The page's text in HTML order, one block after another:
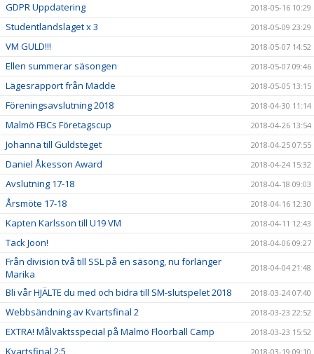
GDPR Uppdatering 2018-05-16 10:29
Studentlandslaget x 3 2018-05-09 23:29
VM GULD!!! 2018-05-07 14:52
Ellen summerar säsongen 2018-05-07 09:46
Lägesrapport från Madde 2018-05-05 13:15
Föreningsavslutning 2018 2018-04-30 11:14
Malmö FBCs Företagscup 2018-04-26 13:54
Johanna till Guldsteget 2018-04-25 07:55
Daniel Åkesson Award 2018-04-24 15:32
Avslutning 17-18 2018-04-18 09:03
Årsmöte 17-18 2018-04-16 12:30
Kapten Karlsson till U19 VM 2018-04-11 12:43
Tack Joon! 2018-04-06 09:27
Från division två till SSL på en säsong, nu förlänger
Marika
2018-04-04 21:48
Bli vår HJÄLTE du med och bidra till SM-slutspelet 2018 2018-03-24 07:40
Webbsändning av Kvartsfinal 2 2018-03-23 22:52
EXTRA! Målvaktsspecial på Malmö Floorball Camp 2018-03-23 15:52
Kvartsfinal 2:5 2018-03-19 09:10